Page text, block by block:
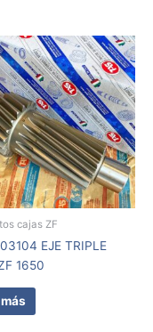
cajas ZF
EJE TRIPLE
1650